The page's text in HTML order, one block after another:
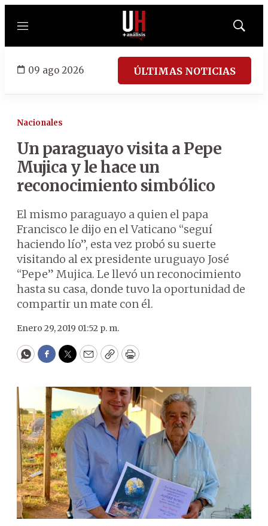
Menú
Mostrar
09 ago 2026 ÚLTIMAS NOTICIAS
Nacionales
Un paraguayo visita a Pepe
Mujica y le hace un
reconocimiento simbólico
El mismo paraguayo a quien el papa
Francisco le dijo en el Vaticano “seguí
haciendo lío”, esta vez probó su suerte
visitando al ex presidente uruguayo José
“Pepe” Mujica. Le llevó un reconocimiento
hasta su casa, donde tuvo la oportunidad de
compartir un mate con él.
Enero 29, 2019 01:52 p. m.
WhatsApp
Facebook
Twitter
EmailCopyPrint